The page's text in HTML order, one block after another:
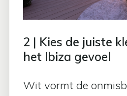
2 | Kies de juiste
het Ibiza gevoel
Wit vormt de